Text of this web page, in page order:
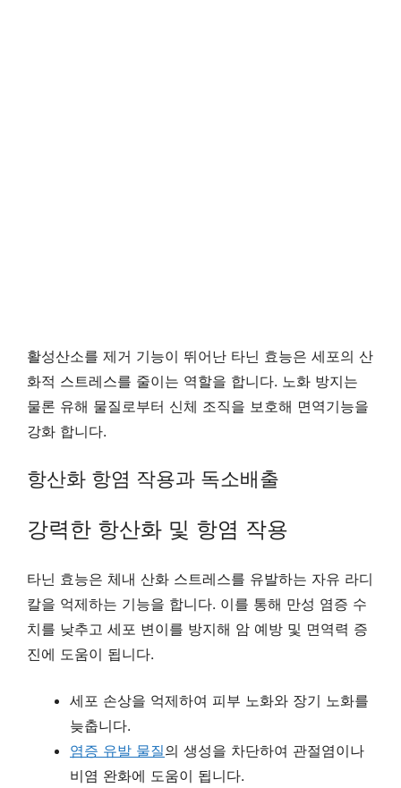
활성산소를 제거 기능이 뛰어난 타닌 효능은 세포의 산
화적 스트레스를 줄이는 역할을 합니다. 노화 방지는
물론 유해 물질로부터 신체 조직을 보호해 면역기능을
강화 합니다.
항산화 항염 작용과 독소배출
강력한 항산화 및 항염 작용
타닌 효능은 체내 산화 스트레스를 유발하는 자유 라디
칼을 억제하는 기능을 합니다. 이를 통해 만성 염증 수
치를 낮추고 세포 변이를 방지해 암 예방 및 면역력 증
진에 도움이 됩니다.
세포 손상을 억제하여 피부 노화와 장기 노화를
늦춥니다.
염증 유발 물질의 생성을 차단하여 관절염이나
비염 완화에 도움이 됩니다.